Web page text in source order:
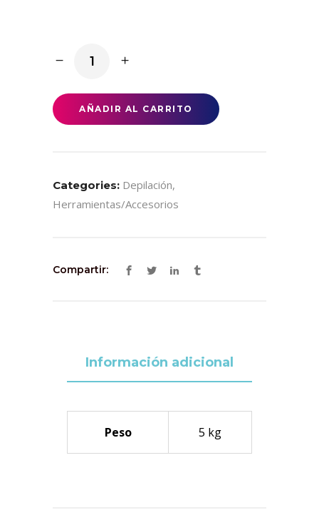
Cera
Profesional
Spa
quantity
AÑADIR AL CARRITO
Categories: Depilación,
Herramientas/accesorios
Compartir:
Información adicional
Peso 5 kg